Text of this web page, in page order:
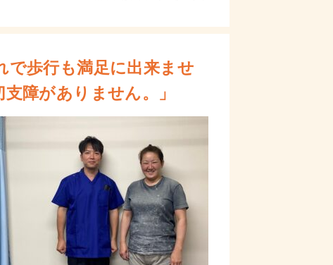
で歩行も満足に出来ませ
障がありません。」